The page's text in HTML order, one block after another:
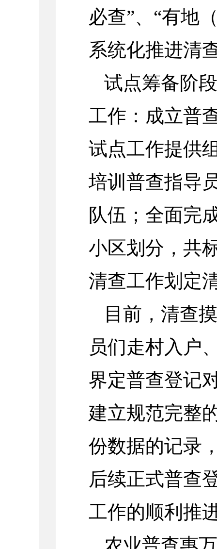
必查”、“有地
系统化推进清
试点筹备阶
工作：成立普
试点工作提供
培训普查指导
队伍；全面完
小区划分，共
清查工作划定
目前，清查
员们走村入户
界定普查登记
建立规范完整
份数据的记录
后续正式普查
工作的顺利推